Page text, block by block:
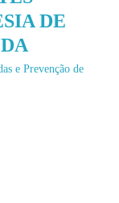
DE
e Prevenção de